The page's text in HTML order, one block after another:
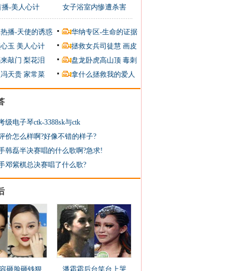
播-美人心计 女子浴室内惨遭杀害
播-天使的诱惑
华纳专区-生命的证据
玉 美人心计 拯救女兵司徒慧 画皮
敲门 梨花泪 盘龙卧虎高山顶 毒刺
天贵 家常菜 拿什么拯救我的爱人
级电子琴ctk-3388sk与ctk
价怎么样啊?好像不错的样子?
韩磊半决赛唱的什么歌啊?急求!
邓紫棋总决赛唱了什么歌?
砸脸砸钱狠 潘霜霜后台笑台上哭